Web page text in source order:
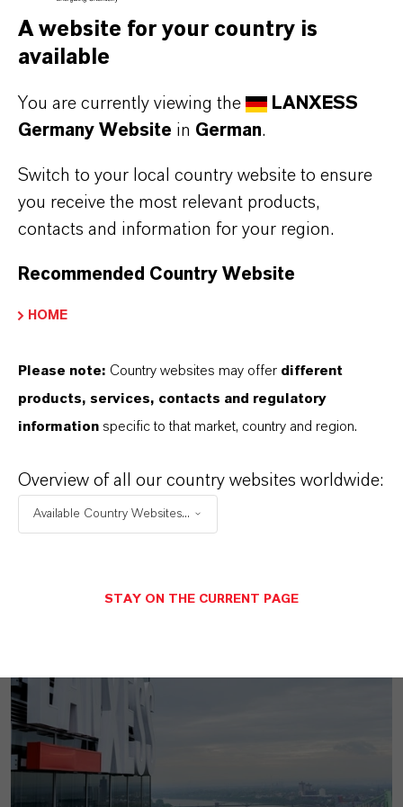
Standorte, Produkte, Logistik
+49 221 8885 3372
MEHR ÜBER DIESES THEMA
A website for your country is
available
You are currently viewing the
LANXESS
Germany Website in German.
Switch to your local country website to ensure
you receive the most relevant products,
contacts and information for your region.
Recommended Country Website
HOME
Please note: Country websites may offer different
products, services, contacts and regulatory
information specific to that market, country and region.
Overview of all our country websites worldwide:
Available Country Websites...
STAY ON THE CURRENT PAGE